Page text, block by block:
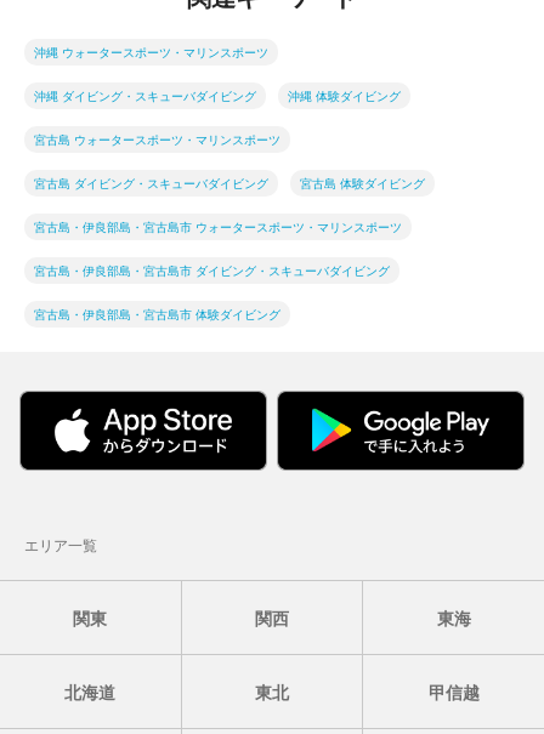
沖縄 ウォータースポーツ・マリンスポーツ
沖縄 ダイビング・スキューバダイビング 沖縄 体験ダイビング
宮古島 ウォータースポーツ・マリンスポーツ
宮古島 ダイビング・スキューバダイビング 宮古島 体験ダイビング
宮古島・伊良部島・宮古島市 ウォータースポーツ・マリンスポーツ
宮古島・伊良部島・宮古島市 ダイビング・スキューバダイビング
宮古島・伊良部島・宮古島市 体験ダイビング
エリア一覧
関東 関西 東海
北海道 東北 甲信越